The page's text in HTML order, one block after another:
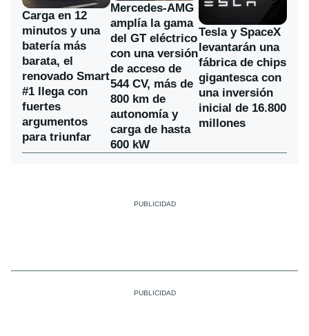
Carga en 12
minutos y una
batería más
barata, el
renovado Smart
#1 llega con
fuertes
argumentos
para triunfar
Mercedes-AMG
amplía la gama
del GT eléctrico
con una versión
de acceso de
544 CV, más de
800 km de
autonomía y
carga de hasta
600 kW
Tesla y SpaceX
levantarán una
fábrica de chips
gigantesca con
una inversión
inicial de 16.800
millones